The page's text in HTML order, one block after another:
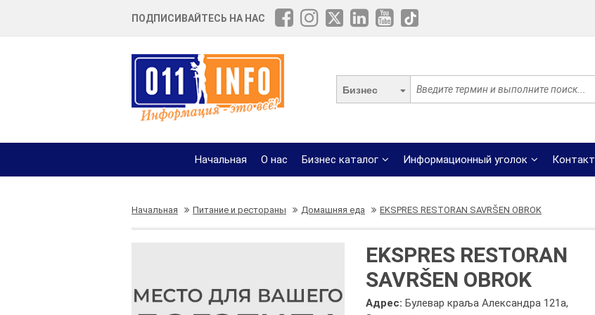
ПОДПИСИВАЙТЕСЬ НА НАС
Бизнес
Начальная О нас Бизнес каталог Информационный уголок Контакт
Начальная Питание и рестораны Домашняя еда EKSPRES RESTORAN SAVRŠEN OBROK
EKSPRES RESTORAN
SAVRŠEN OBROK
Адрес:Булевар краља Александра 121а,